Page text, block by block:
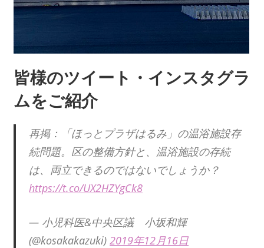
皆様のツイート・インスタグラ
ムをご紹介
再掲：「ほっとプラザはるみ」の温浴施設存
続問題。区の整備方針と、温浴施設の存続
は、両立できるのではないでしょうか？
https://t.co/UX2HZYgCk8
— 小児科医&中央区議 小坂和輝
(@kosakakazuki) 2019年12月16日